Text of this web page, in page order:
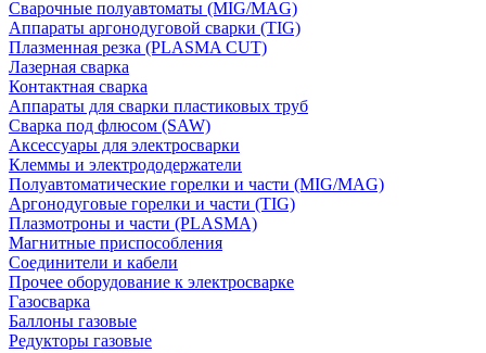
Сварочные полуавтоматы (MIG/MAG)
Аппараты аргонодуговой сварки (TIG)
Плазменная резка (PLASMA CUT)
Лазерная сварка
Контактная сварка
Аппараты для сварки пластиковых труб
Сварка под флюсом (SAW)
Аксессуары для электросварки
Клеммы и электрододержатели
Полуавтоматические горелки и части (MIG/MAG)
Аргонодуговые горелки и части (TIG)
Плазмотроны и части (PLASMA)
Магнитные приспособления
Соединители и кабели
Прочее оборудование к электросварке
Газосварка
Баллоны газовые
Редукторы газовые